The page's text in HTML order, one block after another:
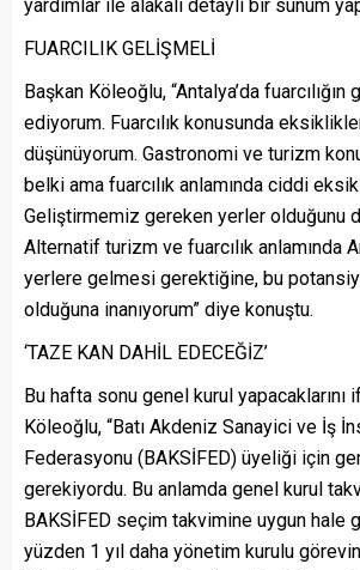
yardımlar ile alakalı detaylı bir sunum
FUARCILIK GELİŞMELİ
Başkan Köleoğlu, “Antalya’da
ediyorum. Fuarcılık konusunda
düşünüyorum. Gastronomi ve turizm
belki ama fuarcılık anlamında ciddi
Geliştirmemiz gereken yerler olduğunu
Alternatif turizm ve fuarcılık anlamında
yerlere gelmesi gerektiğine, bu
olduğuna inanıyorum” diye konuştu.
‘TAZE KAN DAHİL EDECEĞİZ’
Bu hafta sonu genel kurul yapacaklarını
Köleoğlu, “Batı Akdeniz Sanayici ve İş
Federasyonu (BAKSİFED) üyeliği için
gerekiyordu. Bu anlamda genel kurul
BAKSİFED seçim takvimine uygun hale
yüzden 1 yıl daha yönetim kurulu